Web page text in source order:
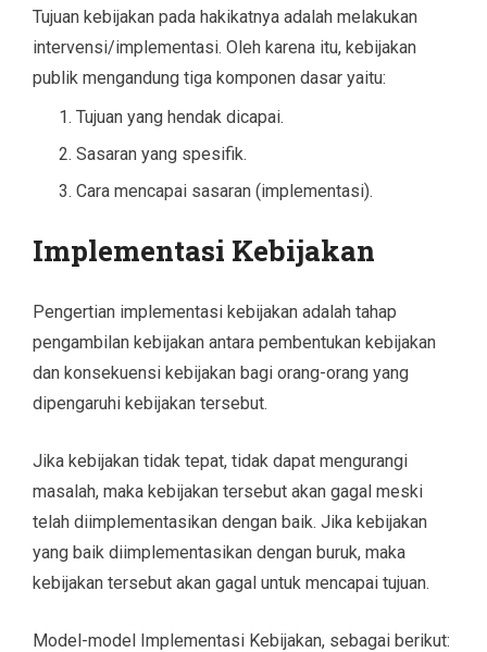
Tujuan kebijakan pada hakikatnya adalah melakukan
intervensi/implementasi. Oleh karena itu, kebijakan
publik mengandung tiga komponen dasar yaitu:
Tujuan yang hendak dicapai.
Sasaran yang spesifik.
Cara mencapai sasaran (implementasi).
Implementasi Kebijakan
Pengertian implementasi kebijakan adalah tahap
pengambilan kebijakan antara pembentukan kebijakan
dan konsekuensi kebijakan bagi orang-orang yang
dipengaruhi kebijakan tersebut.
Jika kebijakan tidak tepat, tidak dapat mengurangi
masalah, maka kebijakan tersebut akan gagal meski
telah diimplementasikan dengan baik. Jika kebijakan
yang baik diimplementasikan dengan buruk, maka
kebijakan tersebut akan gagal untuk mencapai tujuan.
Model-model Implementasi Kebijakan, sebagai berikut: